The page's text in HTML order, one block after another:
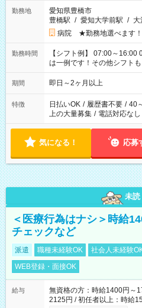
勤務地
愛知県豊橋市
豊橋駅 / 愛知大学前駅 / 大
病院 ★勤務地選べます！
勤務時間
【シフト例】 07:00～16:00
は一例です！その他シフト
期間 即日～2ヶ月以上
特徴 日払いOK / 履歴書不要 / 40
上の大量募集 / 電話対応なし
気になる！ 応募
未読
＜医療行為はナシ＞時給
チェックなど
派遣 職種未経験OK 社会人未経験
WEB登録・面接OK
給与
無資格の方：時給1400円～
2125円 / 初任者以上：時給